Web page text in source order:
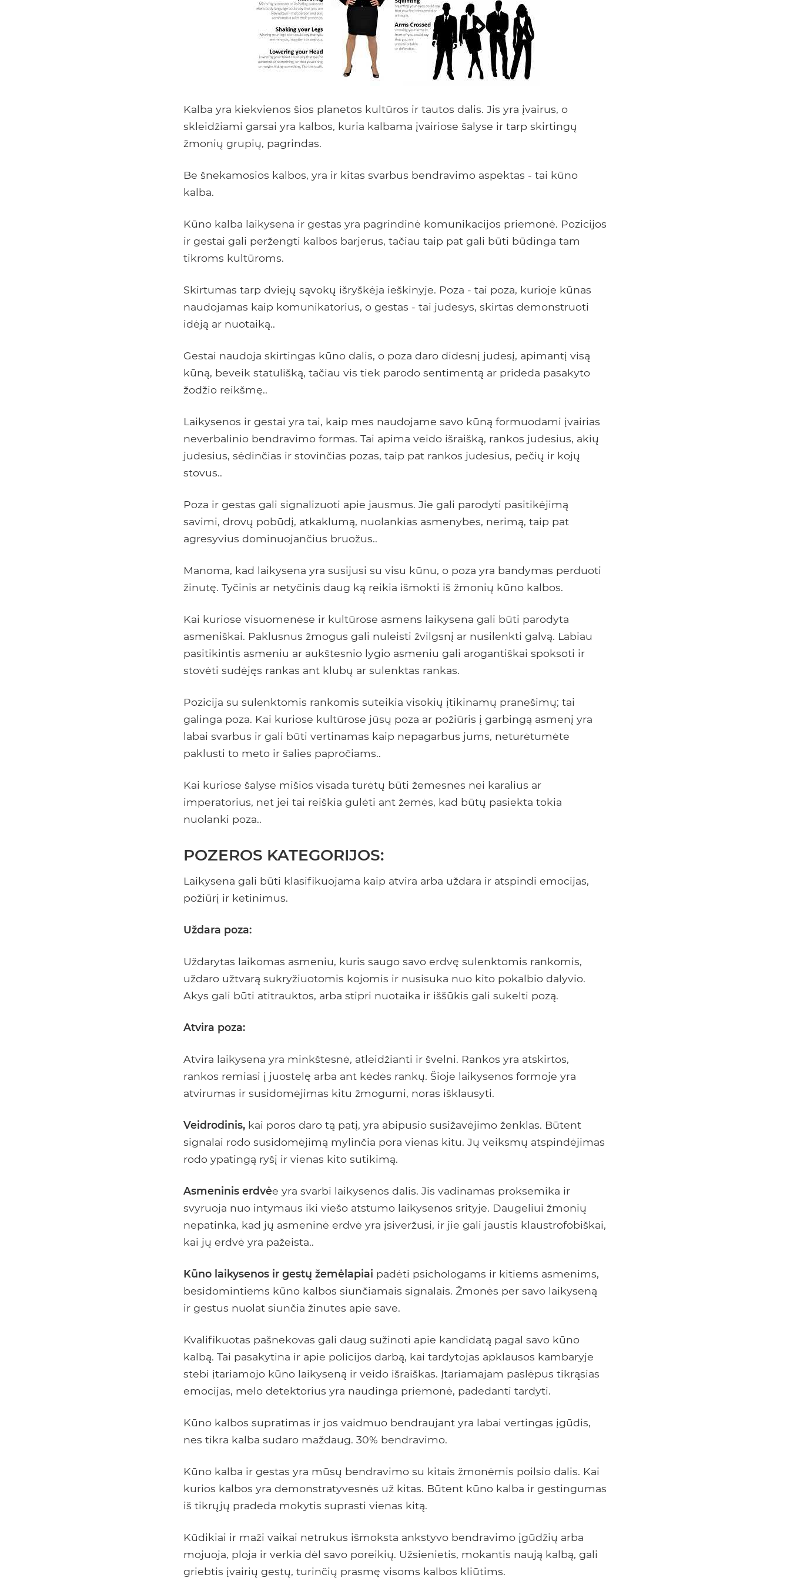
Kalba yra kiekvienos šios planetos kultūros ir tautos dalis. Jis yra įvairus, o
skleidžiami garsai yra kalbos, kuria kalbama įvairiose šalyse ir tarp skirtingų
žmonių grupių, pagrindas.
Be šnekamosios kalbos, yra ir kitas svarbus bendravimo aspektas - tai kūno
kalba.
Kūno kalba laikysena ir gestas yra pagrindinė komunikacijos priemonė. Pozicijos
ir gestai gali peržengti kalbos barjerus, tačiau taip pat gali būti būdinga tam
tikroms kultūroms.
Skirtumas tarp dviejų sąvokų išryškėja ieškinyje. Poza - tai poza, kurioje kūnas
naudojamas kaip komunikatorius, o gestas - tai judesys, skirtas demonstruoti
idėją ar nuotaiką..
Gestai naudoja skirtingas kūno dalis, o poza daro didesnį judesį, apimantį visą
kūną, beveik statulišką, tačiau vis tiek parodo sentimentą ar prideda pasakyto
žodžio reikšmę..
Laikysenos ir gestai yra tai, kaip mes naudojame savo kūną formuodami įvairias
neverbalinio bendravimo formas. Tai apima veido išraišką, rankos judesius, akių
judesius, sėdinčias ir stovinčias pozas, taip pat rankos judesius, pečių ir kojų
stovus..
Poza ir gestas gali signalizuoti apie jausmus. Jie gali parodyti pasitikėjimą
savimi, drovų pobūdį, atkaklumą, nuolankias asmenybes, nerimą, taip pat
agresyvius dominuojančius bruožus..
Manoma, kad laikysena yra susijusi su visu kūnu, o poza yra bandymas perduoti
žinutę. Tyčinis ar netyčinis daug ką reikia išmokti iš žmonių kūno kalbos.
Kai kuriose visuomenėse ir kultūrose asmens laikysena gali būti parodyta
asmeniškai. Paklusnus žmogus gali nuleisti žvilgsnį ar nusilenkti galvą. Labiau
pasitikintis asmeniu ar aukštesnio lygio asmeniu gali arogantiškai spoksoti ir
stovėti sudėjęs rankas ant klubų ar sulenktas rankas.
Pozicija su sulenktomis rankomis suteikia visokių įtikinamų pranešimų; tai
galinga poza. Kai kuriose kultūrose jūsų poza ar požiūris į garbingą asmenį yra
labai svarbus ir gali būti vertinamas kaip nepagarbus jums, neturėtumėte
paklusti to meto ir šalies papročiams..
Kai kuriose šalyse mišios visada turėtų būti žemesnės nei karalius ar
imperatorius, net jei tai reiškia gulėti ant žemės, kad būtų pasiekta tokia
nuolanki poza..
POZEROS KATEGORIJOS:
Laikysena gali būti klasifikuojama kaip atvira arba uždara ir atspindi emocijas,
požiūrį ir ketinimus.
Uždara poza:
Uždarytas laikomas asmeniu, kuris saugo savo erdvę sulenktomis rankomis,
uždaro užtvarą sukryžiuotomis kojomis ir nusisuka nuo kito pokalbio dalyvio.
Akys gali būti atitrauktos, arba stipri nuotaika ir iššūkis gali sukelti pozą.
Atvira poza:
Atvira laikysena yra minkštesnė, atleidžianti ir švelni. Rankos yra atskirtos,
rankos remiasi į juostelę arba ant kėdės rankų. Šioje laikysenos formoje yra
atvirumas ir susidomėjimas kitu žmogumi, noras išklausyti.
Veidrodinis, kai poros daro tą patį, yra abipusio susižavėjimo ženklas. Būtent
signalai rodo susidomėjimą mylinčia pora vienas kitu. Jų veiksmų atspindėjimas
rodo ypatingą ryšį ir vienas kito sutikimą.
Asmeninis erdvėe yra svarbi laikysenos dalis. Jis vadinamas proksemika ir
svyruoja nuo intymaus iki viešo atstumo laikysenos srityje. Daugeliui žmonių
nepatinka, kad jų asmeninė erdvė yra įsiveržusi, ir jie gali jaustis klaustrofobiškai,
kai jų erdvė yra pažeista..
Kūno laikysenos ir gestų žemėlapiai padėti psichologams ir kitiems asmenims,
besidomintiems kūno kalbos siunčiamais signalais. Žmonės per savo laikyseną
ir gestus nuolat siunčia žinutes apie save.
Kvalifikuotas pašnekovas gali daug sužinoti apie kandidatą pagal savo kūno
kalbą. Tai pasakytina ir apie policijos darbą, kai tardytojas apklausos kambaryje
stebi įtariamojo kūno laikyseną ir veido išraiškas. Įtariamajam paslėpus tikrąsias
emocijas, melo detektorius yra naudinga priemonė, padedanti tardyti.
Kūno kalbos supratimas ir jos vaidmuo bendraujant yra labai vertingas įgūdis,
nes tikra kalba sudaro maždaug. 30% bendravimo.
Kūno kalba ir gestas yra mūsų bendravimo su kitais žmonėmis poilsio dalis. Kai
kurios kalbos yra demonstratyvesnės už kitas. Būtent kūno kalba ir gestingumas
iš tikrųjų pradeda mokytis suprasti vienas kitą.
Kūdikiai ir maži vaikai netrukus išmoksta ankstyvo bendravimo įgūdžių arba
mojuoja, ploja ir verkia dėl savo poreikių. Užsienietis, mokantis naują kalbą, gali
griebtis įvairių gestų, turinčių prasmę visoms kalbos kliūtims.